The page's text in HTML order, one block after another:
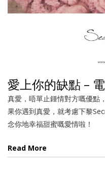
愛上你的缺點 –
真愛，唔單止鍾情對方嘅優點
果你遇到真愛，就考慮下黎
念你地幸福甜蜜嘅愛情啦！
Read More